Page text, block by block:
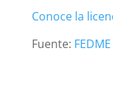
Conoce la
Fuente: FEDME